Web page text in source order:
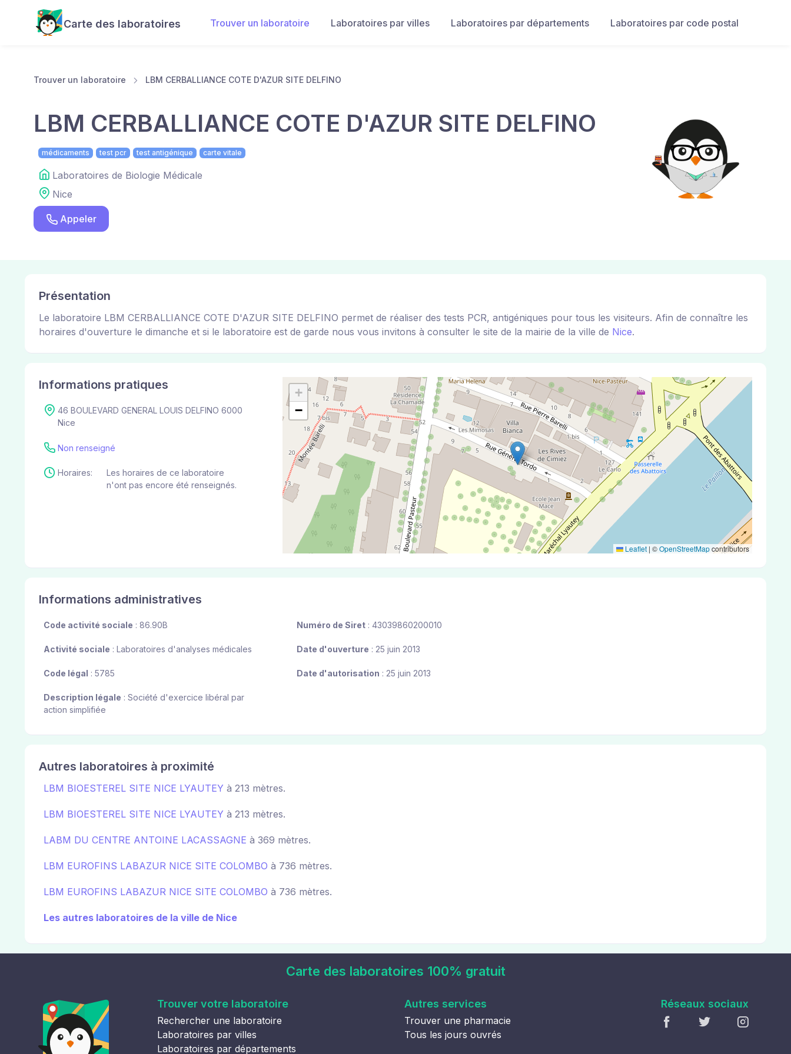
Carte des laboratoires Trouver un laboratoire Laboratoires par villes Laboratoires par départements Laboratoires par code postal
Trouver un laboratoire LBM CERBALLIANCE COTE D'AZUR SITE DELFINO
LBM CERBALLIANCE COTE D'AZUR SITE DELFINO
médicaments test pcr test antigénique carte vitale
Laboratoires de Biologie Médicale
Nice
Appeler
Présentation
Le laboratoire LBM CERBALLIANCE COTE D'AZUR SITE DELFINO permet de réaliser des tests PCR, antigéniques pour tous les visiteurs. Afin de connaître les
horaires d'ouverture le dimanche et si le laboratoire est de garde nous vous invitons à consulter le site de la mairie de la ville de Nice.
Informations pratiques
46 BOULEVARD GENERAL LOUIS DELFINO 6000
Nice
Non renseigné
Horaires:
Les horaires de ce laboratoire
n'ont pas encore été renseignés.
+
−
Leaflet | ©OpenStreetMapcontributors
Informations administratives
Code activité sociale : 86.90B
Activité sociale : Laboratoires d'analyses médicales
Code légal : 5785
Description légale : Société d'exercice libéral par
action simplifiée
Numéro de Siret : 43039860200010
Date d'ouverture : 25 juin 2013
Date d'autorisation : 25 juin 2013
Autres laboratoires à proximité
LBM BIOESTEREL SITE NICE LYAUTEY à 213 mètres.
LBM BIOESTEREL SITE NICE LYAUTEY à 213 mètres.
LABM DU CENTRE ANTOINE LACASSAGNE à 369 mètres.
LBM EUROFINS LABAZUR NICE SITE COLOMBO à 736 mètres.
LBM EUROFINS LABAZUR NICE SITE COLOMBO à 736 mètres.
Les autres laboratoires de la ville de Nice
Carte des laboratoires 100% gratuit
Trouver votre laboratoire
Rechercher une laboratoire
Laboratoires par villes
Laboratoires par départements
Autres services
Trouver une pharmacie
Tous les jours ouvrés
Réseaux sociaux